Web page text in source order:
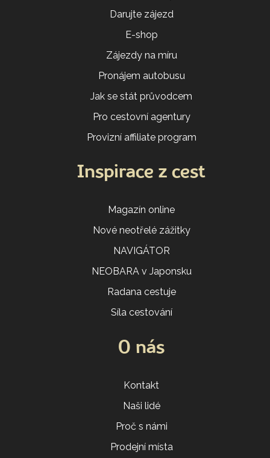
Darujte zájezd
E-shop
Zájezdy na míru
Pronájem autobusu
Jak se stát průvodcem
Pro cestovní agentury
Provizní affiliate program
Inspirace z cest
Magazín online
Nové neotřelé zážitky
NAVIGÁTOR
NEOBARA v Japonsku
Radana cestuje
Síla cestování
O nás
Kontakt
Naši lidé
Proč s námi
Prodejní místa